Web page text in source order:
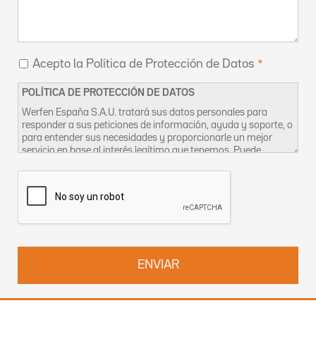
Acepto la Política de Protección de Datos
POLÍTICA DE PROTECCIÓN DE DATOS
Werfen España S.A.U. tratará sus datos personales para
responder a sus peticiones de información, ayuda y soporte, o
para entender sus necesidades y proporcionarle un mejor
servicio en base al interés legítimo que tenemos. Puede
Privacidad
es@werfen.com.